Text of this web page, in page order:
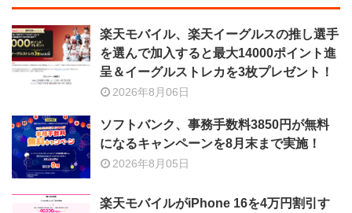
楽天モバイル、楽天イーグルスの推し選手
を選んで加入すると最大14000ポイント進
呈＆イーグルストレカを3枚プレゼント！
2026年8月06日
ソフトバンク、事務手数料3850円が無料
になるキャンペーンを8月末まで実施！
2026年8月05日
楽天モバイルがiPhone 16を4万円割引す